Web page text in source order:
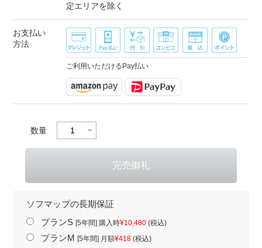
定エリアを除く
お支払い
方法
ご利用いただけるPay払い
数量
ソフマップの長期保証
プランS [5年間] 購入時¥10,480(税込)
プランM [5年間] 月額¥418(税込)